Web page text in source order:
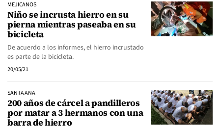
MEJICANOS
Niño se incrusta hierro en su
pierna mientras paseaba en su
bicicleta
De acuerdo a los informes, el hierro incrustado
es parte de la bicicleta.
20/05/21
SANTA ANA
200 años de cárcel a pandilleros
por matar a 3 hermanos con una
barra de hierro